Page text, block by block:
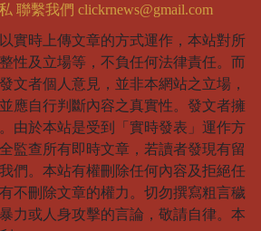
聯繫我們 clickrnews@gmail.com
實時上傳文章的方式運作，本站對所
性及立場等，不負任何法律責任。而
文者個人意見，並非本網站之立場，
應自行判斷內容之真實性。發文者擁
由於本站是受到「實時發表」運作方
監查所有即時文章，若讀者發現有留
們。本站有權刪除任何內容及拒絕任
不刪除文章的權力。切勿撰寫粗言穢
力或人身攻擊的言論，敬請自律。本